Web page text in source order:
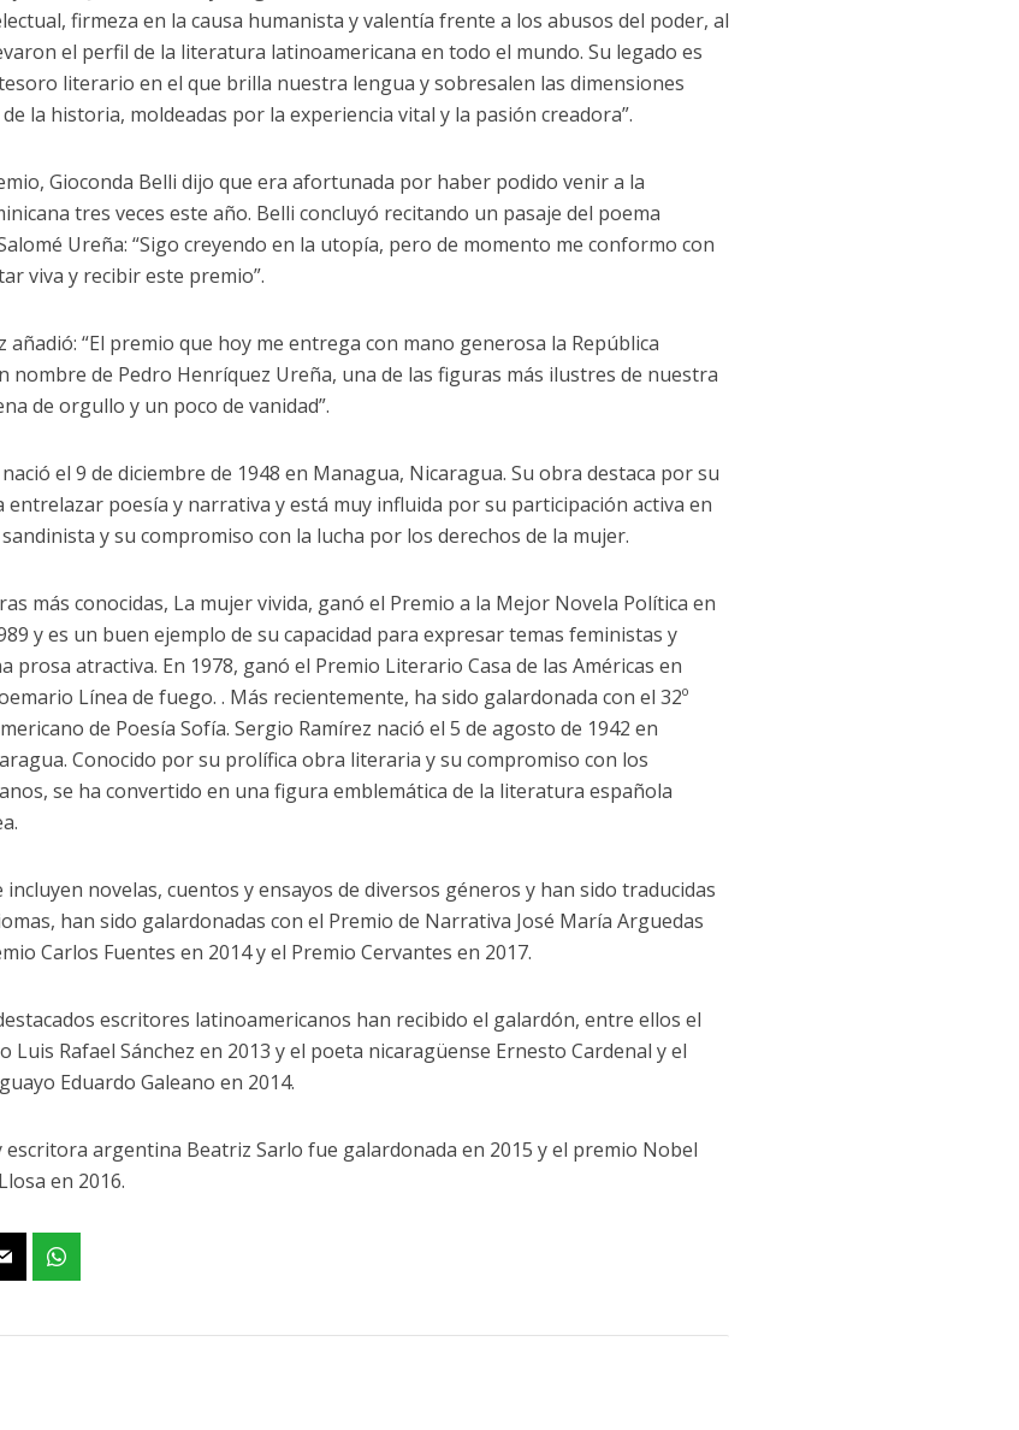
firmeza en la causa humanista y valentía frente a los abusos del poder, al
el perfil de la literatura latinoamericana en todo el mundo. Su legado es
literario en el que brilla nuestra lengua y sobresalen las dimensiones
la historia, moldeadas por la experiencia vital y la pasión creadora”.
Gioconda Belli dijo que era afortunada por haber podido venir a la
tres veces este año. Belli concluyó recitando un pasaje del poema
Ureña: “Sigo creyendo en la utopía, pero de momento me conformo con
viva y recibir este premio”.
añadió: “El premio que hoy me entrega con mano generosa la República
nombre de Pedro Henríquez Ureña, una de las figuras más ilustres de nuestra
de orgullo y un poco de vanidad”.
el 9 de diciembre de 1948 en Managua, Nicaragua. Su obra destaca por su
entrelazar poesía y narrativa y está muy influida por su participación activa en
y su compromiso con la lucha por los derechos de la mujer.
más conocidas, La mujer vivida, ganó el Premio a la Mejor Novela Política en
y es un buen ejemplo de su capacidad para expresar temas feministas y
prosa atractiva. En 1978, ganó el Premio Literario Casa de las Américas en
Línea de fuego. . Más recientemente, ha sido galardonada con el 32º
de Poesía Sofía. Sergio Ramírez nació el 5 de agosto de 1942 en
Conocido por su prolífica obra literaria y su compromiso con los
se ha convertido en una figura emblemática de la literatura española
incluyen novelas, cuentos y ensayos de diversos géneros y han sido traducidas
han sido galardonadas con el Premio de Narrativa José María Arguedas
Carlos Fuentes en 2014 y el Premio Cervantes en 2017.
escritores latinoamericanos han recibido el galardón, entre ellos el
Rafael Sánchez en 2013 y el poeta nicaragüense Ernesto Cardenal y el
Eduardo Galeano en 2014.
escritora argentina Beatriz Sarlo fue galardonada en 2015 y el premio Nobel
en 2016.